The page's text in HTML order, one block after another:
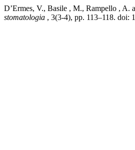
D’Ermes, V., Basile , M., Rampello , A.
stomatologia , 3(3-4), pp. 113–118. doi: